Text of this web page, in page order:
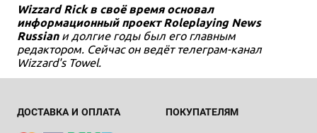
Wizzard Rick в своё время основал
информационный проект Roleplaying News
Russianи долгие годы был его главным
редактором. Сейчас он ведёт телеграм-канал
Wizzard's Towel.
ДОСТАВКА И ОПЛАТА ПОКУПАТЕЛЯМ